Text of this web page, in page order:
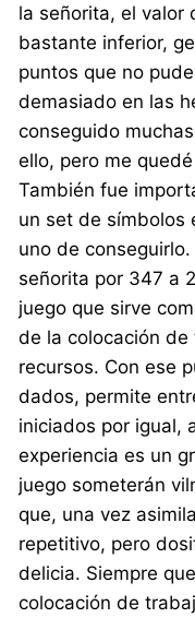
la señorita, el valor
bastante inferior,
puntos que no
demasiado en las
conseguido
ello, pero me
También fue
un set de símbolos
uno de
señorita por 347 a
juego que sirve
de la colocación
recursos. Con ese
dados, permite
iniciados por igual,
experiencia es un
juego someterán
que, una vez
repetitivo, pero
delicia. Siempre
colocación de